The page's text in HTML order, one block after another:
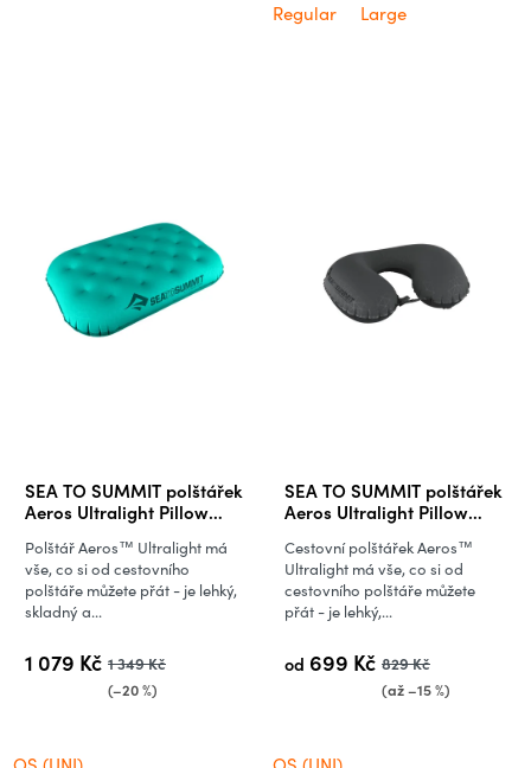
Regular Large
SEA TO SUMMIT polštářek
Aeros Ultralight Pillow
1 079 Kč 1 349 Kč
(–20 %)
Polštář Aeros™ Ultralight má
vše, co si od cestovního
polštáře můžete přát - je lehký,
skladný a...
SEA TO SUMMIT polštářek
Aeros Ultralight Pillow
od 699 Kč 829 Kč
(až –15 %)
Cestovní polštářek Aeros™
Ultralight má vše, co si od
cestovního polštáře můžete
přát - je lehký,...